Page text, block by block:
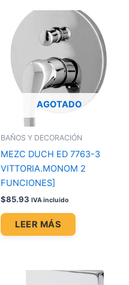
AGOTADO
BAÑOS Y DECORACIÓN
MEZC DUCH ED 7763-3
VITTORIA.MONOM 2
FUNCIONES]
$85.93 IVA incluido
LEER MÁS